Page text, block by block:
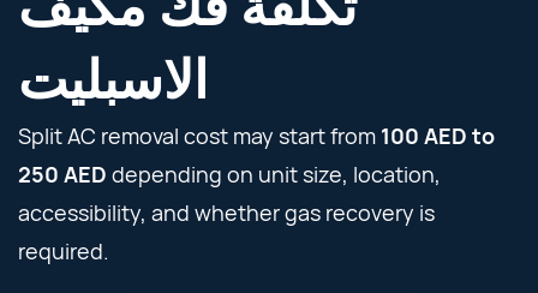
الاسبليت
Split AC removal cost may start from 100 AED to
250 AED depending on unit size, location,
accessibility, and whether gas recovery is
required.